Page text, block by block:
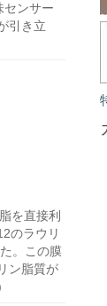
センサー
引き立
を直接利
のラウリ
。この膜
ン脂質が